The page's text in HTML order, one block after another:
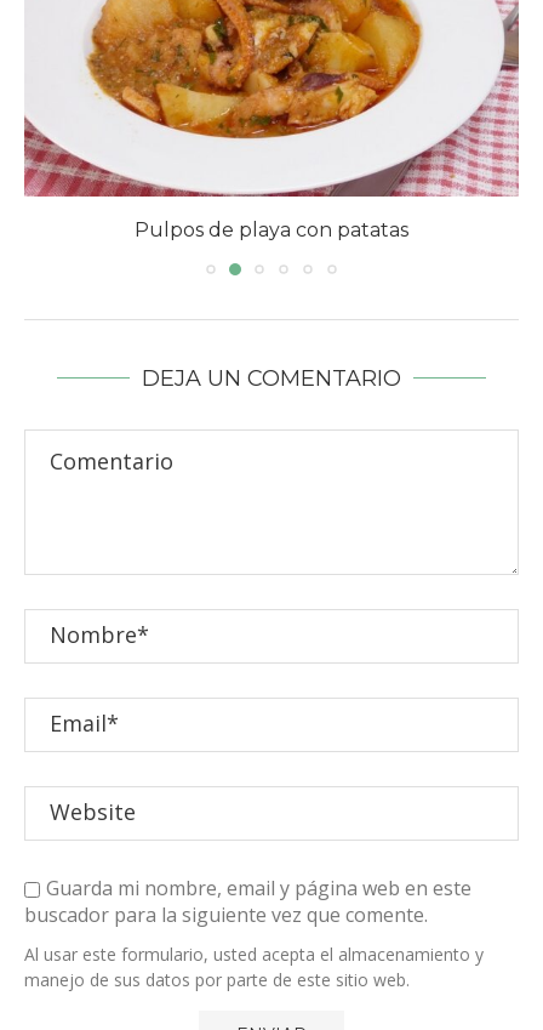
Pulpos de playa con patatas
DEJA UN COMENTARIO
Guarda mi nombre, email y página web en este
buscador para la siguiente vez que comente.
Al usar este formulario, usted acepta el almacenamiento y
manejo de sus datos por parte de este sitio web.